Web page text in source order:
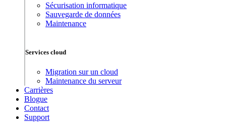
Sécurisation informatique
Sauvegarde de données
Maintenance
Services cloud
Migration sur un cloud
Maintenance du serveur
Carrières
Blogue
Contact
Support